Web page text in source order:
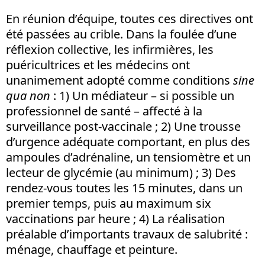
En réunion d’équipe, toutes ces directives ont
été passées au crible. Dans la foulée d’une
réflexion collective, les infirmières, les
puéricultrices et les médecins ont
unanimement adopté comme conditions sine
qua non : 1) Un médiateur – si possible un
professionnel de santé – affecté à la
surveillance post-vaccinale ; 2) Une trousse
d’urgence adéquate comportant, en plus des
ampoules d’adrénaline, un tensiomètre et un
lecteur de glycémie (au minimum) ; 3) Des
rendez-vous toutes les 15 minutes, dans un
premier temps, puis au maximum six
vaccinations par heure ; 4) La réalisation
préalable d’importants travaux de salubrité :
ménage, chauffage et peinture.